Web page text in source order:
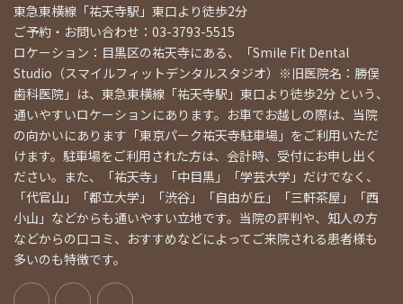
東急東横線「祐天寺駅」東口より徒歩2分
ご予約・お問い合わせ：03-3793-5515
ロケーション：目黒区の祐天寺にある、「Smile Fit Dental
Studio（スマイルフィットデンタルスタジオ）※旧医院名：勝俣
歯科医院」は、東急東横線「祐天寺駅」東口より徒歩2分 という、
通いやすいロケーションにあります。お車でお越しの際は、当院
の向かいにあります「東京パーク祐天寺駐車場」をご利用いただ
けます。駐車場をご利用された方は、会計時、受付にお申し出く
ださい。また、「祐天寺」「中目黒」「学芸大学」だけでなく、
「代官山」「都立大学」「渋谷」「自由が丘」「三軒茶屋」「西
小山」などからも通いやすい立地です。当院の評判や、知人の方
などからの口コミ、おすすめなどによってご来院される患者様も
多いのも特徴です。